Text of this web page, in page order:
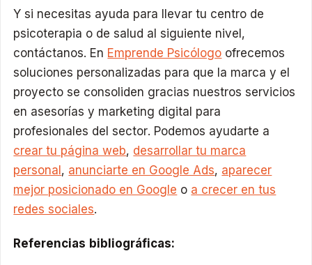
Y si necesitas ayuda para llevar tu centro de
psicoterapia o de salud al siguiente nivel,
contáctanos. En Emprende Psicólogo ofrecemos
soluciones personalizadas para que la marca y el
proyecto se consoliden gracias nuestros servicios
en asesorías y marketing digital para
profesionales del sector. Podemos ayudarte a
crear tu página web, desarrollar tu marca
personal, anunciarte en Google Ads, aparecer
mejor posicionado en Google o a crecer en tus
redes sociales.
Referencias bibliográficas: